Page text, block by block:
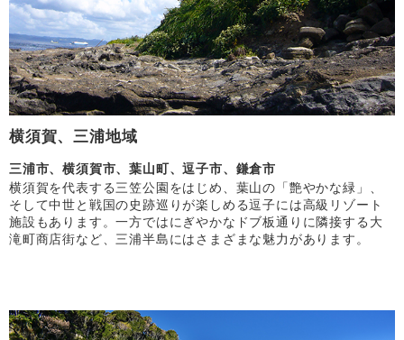
横須賀、三浦地域
三浦市、横須賀市、葉山町、逗子市、鎌倉市
横須賀を代表する三笠公園をはじめ、葉山の「艶やかな緑」、
そして中世と戦国の史跡巡りが楽しめる逗子には高級リゾート
施設もあります。一方ではにぎやかなドブ板通りに隣接する大
滝町商店街など、三浦半島にはさまざまな魅力があります。